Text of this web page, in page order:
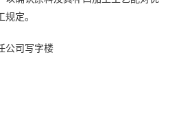
定。
公司写字楼